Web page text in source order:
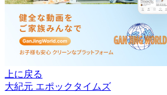
上に戻る
大紀元 エポックタイムズ